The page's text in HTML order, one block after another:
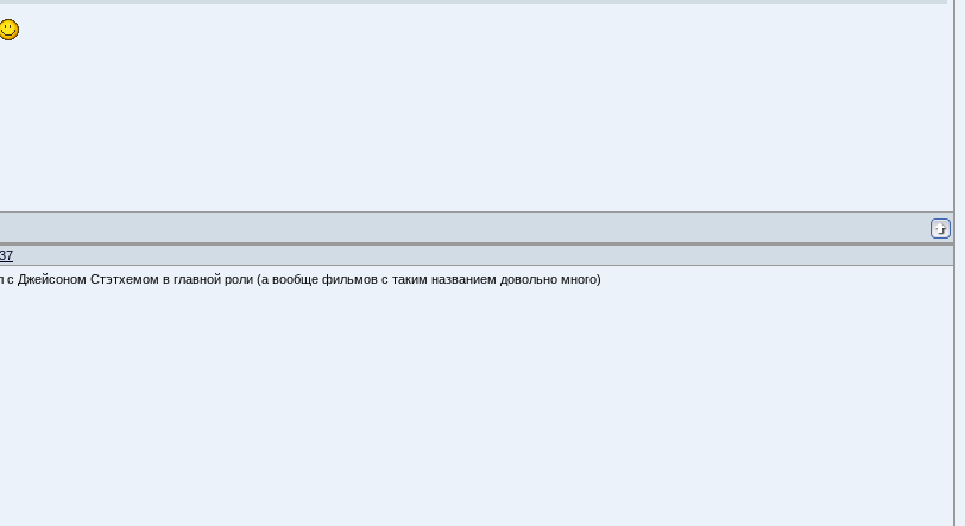
37
Джейсоном Стэтхемом в главной роли (а вообще фильмов с таким названием довольно много)